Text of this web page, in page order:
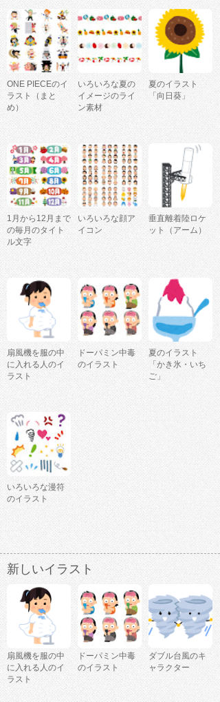
ONE PIECEのイ
ラスト（まと
め）
いろいろな夏の
イメージのライ
ン素材
夏のイラスト
「向日葵」
1月から12月まで
の毎月のタイト
ル文字
いろいろな顔ア
イコン
垂直離着陸ロケ
ット（アーム）
扇風機を服の中
に入れる人のイ
ラスト
ドーパミン中毒
のイラスト
夏のイラスト
「かき氷・いち
ご」
いろいろな漫符
のイラスト
新しいイラスト
扇風機を服の中
に入れる人のイ
ラスト
ドーパミン中毒
のイラスト
ダブル台風のキ
ャラクター